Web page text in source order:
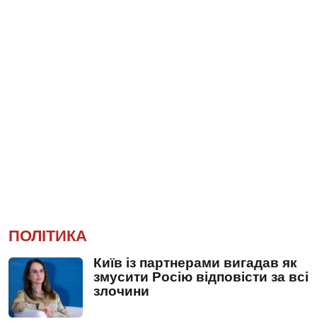
ПОЛІТИКА
Київ із партнерами вигадав як
змусити Росію відповісти за всі
злочини